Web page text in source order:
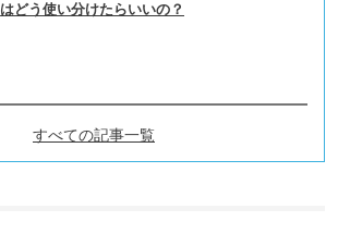
はどう使い分けたらいいの？
すべての記事一覧